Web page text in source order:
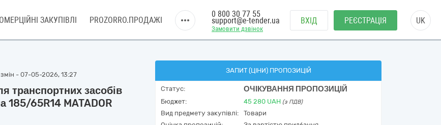
ЗАКУПІВЛІ PROZORRO.ПРОДАЖІ
Замовити дзвінок
0 800 30 77 55
support@e-tender.ua ВХІД РЕЄСТРАЦІЯ UK
- 07-05-2026, 13:27
засобів
185/65R14 MATADOR
ЗАПИТ (ЦІНИ) ПРОПОЗИЦІЙ
Статус: ОЧІКУВАННЯ ПРОПОЗИЦІЙ
Бюджет: 45 280 UAH (з ПДВ)
Вид предмету закупівлі:
Товари